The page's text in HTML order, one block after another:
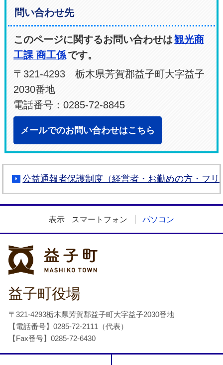
問い合わせ先
このページに関するお問い合わせは観光商
工課 商工係です。
〒321-4293 栃木県芳賀郡益子町大字益子
2030番地
電話番号：0285-72-8845
メールでのお問い合わせはこちら
公益通報者保護制度（経営者・お勤めの方・フ
表示 スマートフォン パソコン
益子町役場
〒321-4293栃木県芳賀郡益子町大字益子2030番地
【電話番号】0285-72-2111（代表）
【Fax番号】0285-72-6430